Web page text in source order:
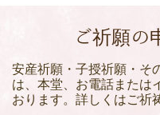
ご祈願の
安産祈願・子授祈願・そ
は、本堂、お電話または
おります。詳しくはご祈